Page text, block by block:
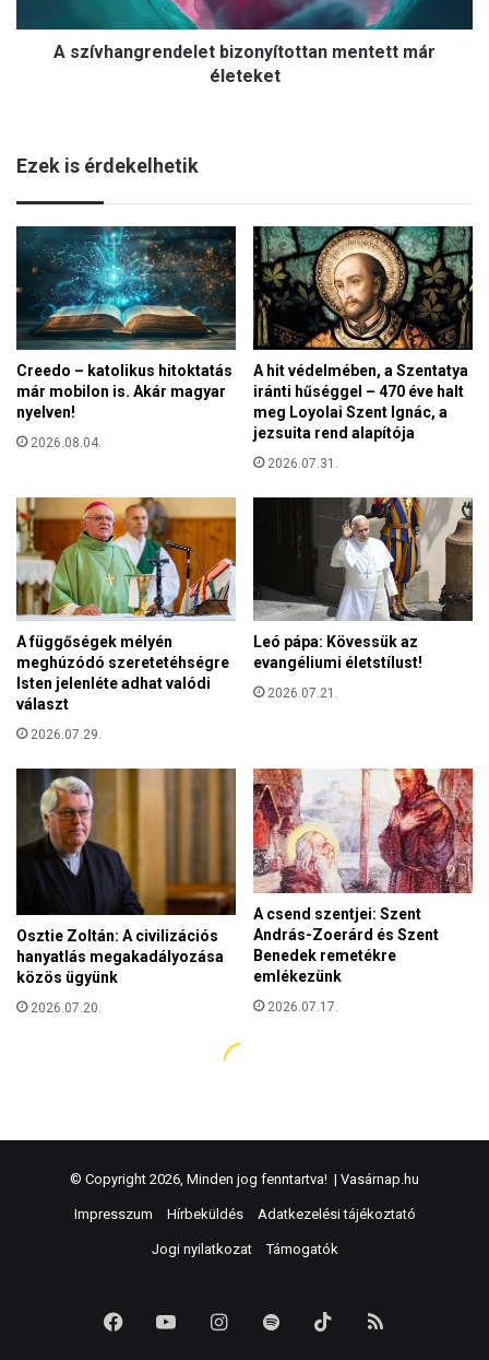
© Copyright 2026, Minden jog fenntartva! | Vasárnap.hu
Impresszum Hírbeküldés Adatkezelési tájékoztató
Jogi nyilatkozat Támogatók
FacebookYouTubeInstagram
Spotify TikTok